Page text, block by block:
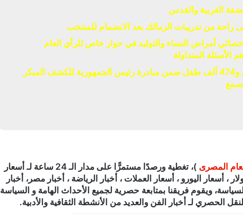
الغربية والقدس
راحة من تدريبات الزمالك بعد الانضمام للمنتخب
أمراض النساء والتوليد في حوار خاص للرأي العام
الأسئلة المتداولة
الصحة: فحص 5 ملايين و474 ألف طفل ضمن مبادرة رئيس الجمهورية للكشف المبكر
المصرى
)، تغطية ورصدًا مستمرًّا على مدار الـ 24 ساعة لـ أسعار
، أسعار اليورو ، أسعار العملات ، أخبار الرياضة ، أخبار مصر، أخبار
ويقوم فريقنا بمتابعة حصرية لجميع الأحداث الهامة و السياسة
الحصري لـ أخبار الفن والعديد من الأنشطة الثقافية والأدبية.